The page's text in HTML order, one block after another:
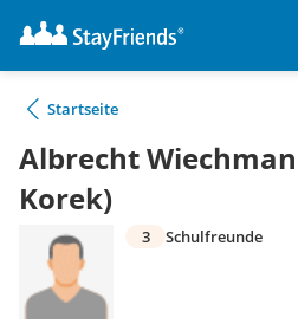
Startseite
Albrecht
Korek)
3 Schulfreunde